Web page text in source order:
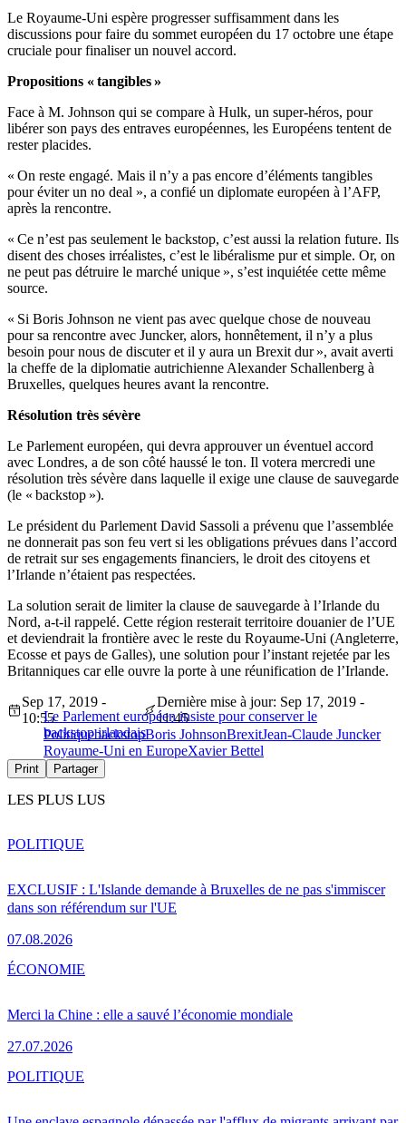
Le Royaume-Uni espère progresser suffisamment dans les
discussions pour faire du sommet européen du 17 octobre une étape
cruciale pour finaliser un nouvel accord.
Propositions « tangibles »
Face à M. Johnson qui se compare à Hulk, un super-héros, pour
libérer son pays des entraves européennes, les Européens tentent de
rester placides.
« On reste engagé. Mais il n’y a pas encore d’éléments tangibles
pour éviter un no deal », a confié un diplomate européen à l’AFP,
après la rencontre.
« Ce n’est pas seulement le backstop, c’est aussi la relation future. Ils
disent des choses irréalistes, c’est le libéralisme pur et simple. Or, on
ne peut pas détruire le marché unique », s’est inquiétée cette même
source.
« Si Boris Johnson ne vient pas avec quelque chose de nouveau
pour sa rencontre avec Juncker, alors, honnêtement, il n’y a plus
besoin pour nous de discuter et il y aura un Brexit dur », avait averti
la cheffe de la diplomatie autrichienne Alexander Schallenberg à
Bruxelles, quelques heures avant la rencontre.
Résolution très sévère
Le Parlement européen, qui devra approuver un éventuel accord
avec Londres, a de son côté haussé le ton. Il votera mercredi une
résolution très sévère dans laquelle il exige une clause de sauvegarde
(le « backstop »).
Le président du Parlement David Sassoli a prévenu que l’assemblée
ne donnerait pas son feu vert si les obligations prévues dans l’accord
de retrait sur ses engagements financiers, le droit des citoyens et
l’Irlande n’étaient pas respectées.
La solution serait de limiter la clause de sauvegarde à l’Irlande du
Nord, a-t-il rappelé. Cette région resterait territoire douanier de l’UE
et deviendrait la frontière avec le reste du Royaume-Uni (Angleterre,
Ecosse et pays de Galles), une solution pour l’instant rejetée par les
Britanniques car elle ouvre la porte à une réunification de l’Irlande.
Le Parlement européen insiste pour conserver le
backstop irlandais
Sep 17, 2019 -
10:55
Dernière mise à jour: Sep 17, 2019 -
11:45
PolitiquebackstopBoris JohnsonBrexitJean-Claude Juncker
Royaume-Uni en EuropeXavier Bettel
Print Partager
LES PLUS LUS
EXCLUSIF : L'Islande demande à Bruxelles de ne pas s'immiscer
dans son référendum sur l'UE
07.08.2026
POLITIQUE
Merci la Chine : elle a sauvé l’économie mondiale
27.07.2026
ÉCONOMIE
POLITIQUE